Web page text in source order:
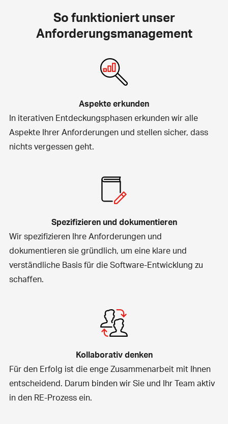
So funktioniert unser
Anforderungsmanagement
Aspekte erkunden
In iterativen Entdeckungsphasen erkunden wir alle
Aspekte Ihrer Anforderungen und stellen sicher, dass
nichts vergessen geht.
Spezifizieren und dokumentieren
Wir spezifizieren Ihre Anforderungen und
dokumentieren sie gründlich, um eine klare und
verständliche Basis für dieSoftware-Entwicklung zu
schaffen.
Kollaborativ denken
Für den Erfolg ist die enge Zusammenarbeit mit Ihnen
entscheidend. Darum binden wir Sie und Ihr Team aktiv
in den RE-Prozess ein.